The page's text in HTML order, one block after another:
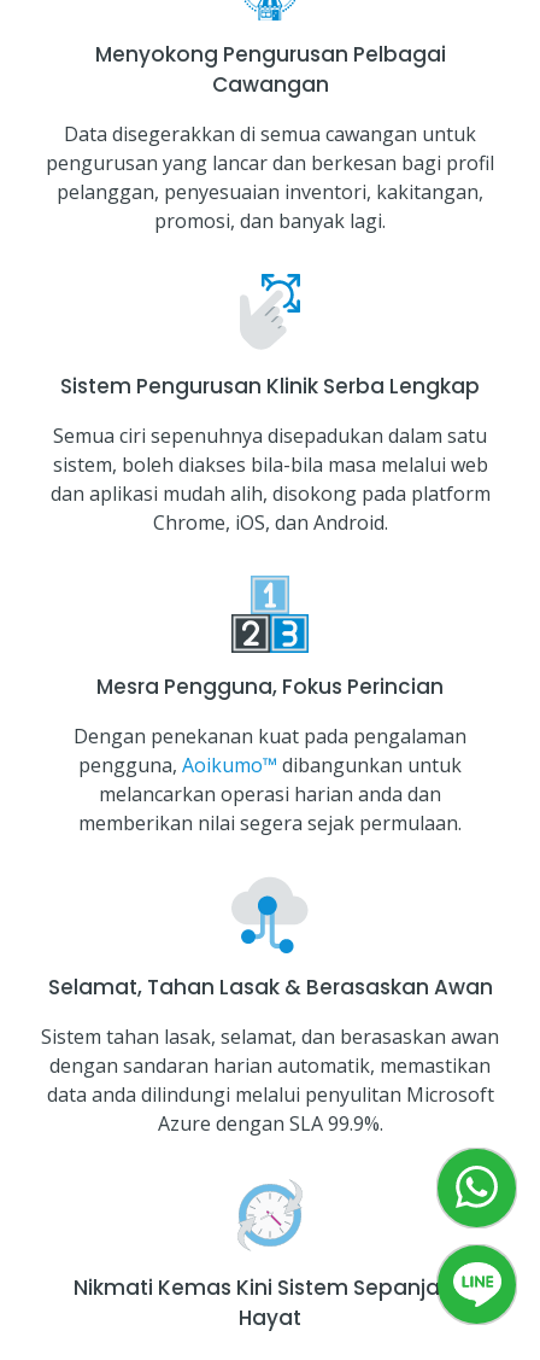
Menyokong Pengurusan Pelbagai
Cawangan
Data disegerakkan di semua cawangan untuk
pengurusan yang lancar dan berkesan bagi profil
pelanggan, penyesuaian inventori, kakitangan,
promosi, dan banyak lagi.
Sistem Pengurusan Klinik Serba Lengkap
Semua ciri sepenuhnya disepadukan dalam satu
sistem, boleh diakses bila-bila masa melalui web
dan aplikasi mudah alih, disokong pada platform
Chrome, iOS, dan Android.
Mesra Pengguna, Fokus Perincian
Dengan penekanan kuat pada pengalaman
pengguna, Aoikumo™ dibangunkan untuk
melancarkan operasi harian anda dan
memberikan nilai segera sejak permulaan.
Selamat, Tahan Lasak & Berasaskan Awan
Sistem tahan lasak, selamat, dan berasaskan awan
dengan sandaran harian automatik, memastikan
data anda dilindungi melalui penyulitan Microsoft
Azure dengan SLA 99.9%.
Nikmati Kemas Kini Sistem Sepanjang
Hayat